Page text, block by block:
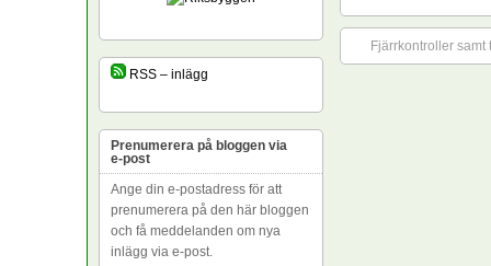
Fjärrkontroller samt
RSS – inlägg
Prenumerera på bloggen via
e-post
Ange din e-postadress för att
prenumerera på den här bloggen
och få meddelanden om nya
inlägg via e-post.